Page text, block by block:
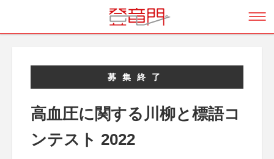
募集終了
高血圧に関する川柳と標語コ
ンテスト 2022